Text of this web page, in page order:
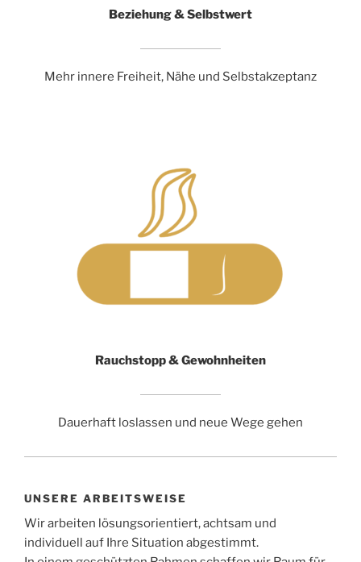
Beziehung & Selbstwert
Mehr innere Freiheit, Nähe und Selbstakzeptanz
Rauchstopp & Gewohnheiten
Dauerhaft loslassen und neue Wege gehen
UNSERE ARBEITSWEISE
Wir arbeiten lösungsorientiert, achtsam und
individuell auf Ihre Situation abgestimmt.